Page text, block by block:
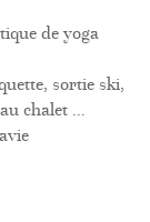
de yoga
sortie ski,
chalet …